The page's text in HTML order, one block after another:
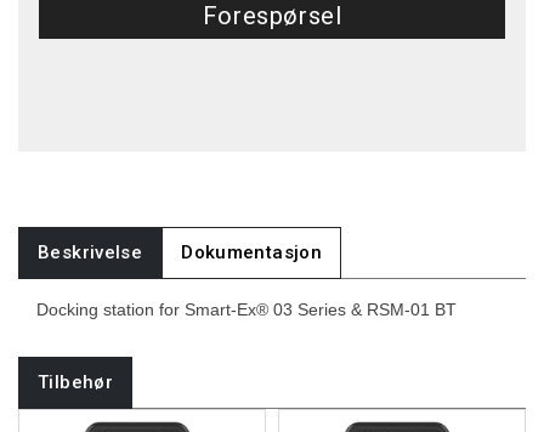
Forespørsel
Beskrivelse Dokumentasjon
Docking station for Smart-Ex® 03 Series & RSM-01 BT
Tilbehør